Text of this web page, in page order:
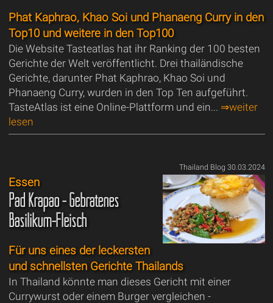
Phat Kaphrao, Khao Soi und Phanaeng Curry in den
Top10 und weitere in den Top100
Die Website Tasteatlas hat ihr Ranking der 100 besten
Gerichte der Welt veröffentlicht. Drei thailändische
Gerichte, darunter Phat Kaphrao, Khao Soi und
Phanaeng Curry, wurden in den Top Ten aufgeführt.
TasteAtlas ist eine Online-Plattform und ein... ⇒weiter
lesen
Thailand Blog 30.03.2024
Essen
Pad Krapao - Gebratenes
Basilikum-Fleisch
Für uns eines der leckersten
und schnellsten Gerichte Thailands
In Thailand könnte man dieses Gericht mit einer
Currywurst oder einem Burger vergleichen -